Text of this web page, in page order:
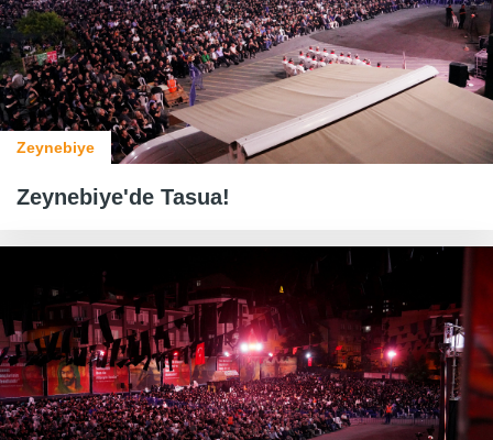
Zeynebiye
Zeynebiye'de Tasua!